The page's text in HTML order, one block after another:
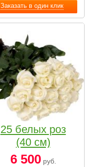
Заказать в один клик
25 белых роз
(40 см)
6 500руб.